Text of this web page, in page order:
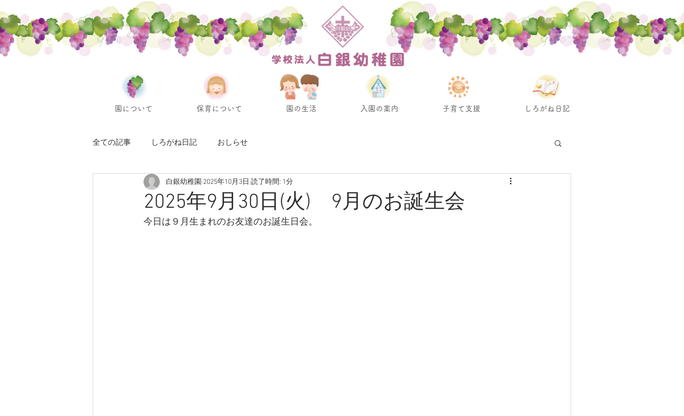
園について 保育について 園の生活 入園の案内 子育て支援 しろがね日記
全ての記事 しろがね日記 おしらせ
2025年9月30日(火) 9月のお誕生会
白銀幼稚園 2025年10月3日 読了時間: 1分
今日は９月生まれのお友達のお誕生日会。